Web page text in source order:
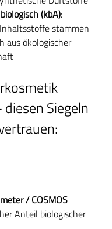
(kbA):
stammen
aus ökologischer
Siegeln
/ COSMOS
Anteil biologischer